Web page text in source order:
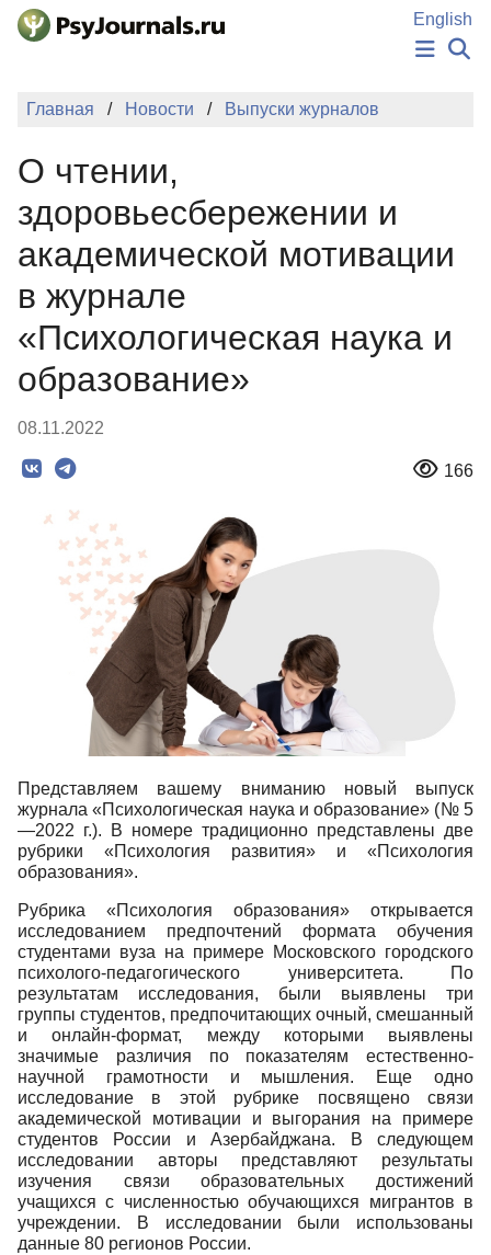
Перейти к основному содержанию
English
НОВОСТИ
ПОДАТЬ РУКОПИСЬ
БАЗА ЗНАНИЙ
КЛЮЧЕВЫЕ СЛОВА
Регистрация
Вход
Главная Новости Выпуски журналов
О чтении,
здоровьесбережении и
академической мотивации
в журнале
«Психологическая наука и
образование»
08.11.2022
166
Представляем вашему вниманию новый выпуск
журнала «Психологическая наука и образование» (№ 5
—2022 г.). В номере традиционно представлены две
рубрики «Психология развития» и «Психология
образования».
Рубрика «Психология образования» открывается
исследованием предпочтений формата обучения
студентами вуза на примере Московского городского
психолого-педагогического университета. По
результатам исследования, были выявлены три
группы студентов, предпочитающих очный, смешанный
и онлайн-формат, между которыми выявлены
значимые различия по показателям естественно-
научной грамотности и мышления. Еще одно
исследование в этой рубрике посвящено связи
академической мотивации и выгорания на примере
студентов России и Азербайджана. В следующем
исследовании авторы представляют результаты
изучения связи образовательных достижений
учащихся с численностью обучающихся мигрантов в
учреждении. В исследовании были использованы
данные 80 регионов России.